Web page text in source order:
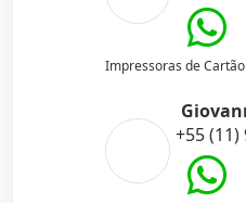
Impressoras de Cartão
+55 (11)